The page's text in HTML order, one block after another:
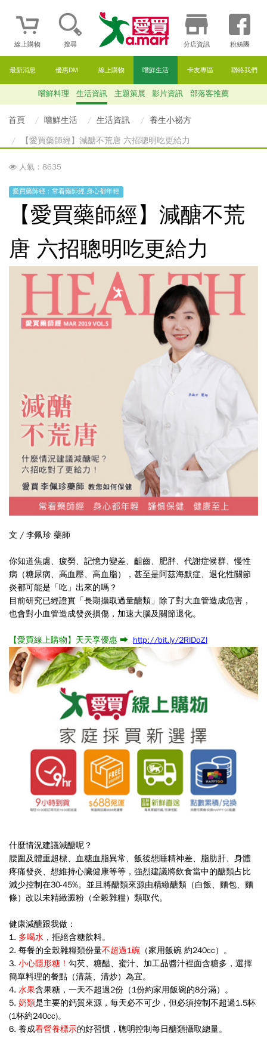
線上購物 搜尋 分店資訊 粉絲團
最新消息 優惠DM 線上購物 嚐鮮生活 卡友專區 聯絡我們
嚐鮮料理 生活資訊 主題策展 影片資訊 部落客推薦
首頁 嚐鮮生活 生活資訊
養生小祕方
【愛買藥師經】減醣不荒唐 六招聰明吃更給力
人氣：8635
愛買藥師經：常看藥師經 身心都年輕
【愛買藥師經】減醣不荒
唐 六招聰明吃更給力
文 / 李佩珍 藥師
你知道焦慮、疲勞、記憶力變差、齟齒、肥胖、代謝症候群、慢性
病（糖尿病、高血壓、高血脂），甚至是阿茲海默症、退化性關節
炎都可能是「吃」出來的嗎？
目前研究已經證實「長期攝取過量醣類」除了對大血管造成危害，
也會對小血管造成發炎損傷，加速大腦及關節退化。
【愛買線上購物】天天享優惠 ➡ http://bit.ly/2RlDoZl
什麼情況建議減醣呢？
腰圍及體重超標、血糖血脂異常、飯後想睡精神差、脂肪肝、身體
疼痛發炎、想維持心臟健康等等，強烈建議將飲食當中的醣類占比
減少控制在30-45%。並且將醣類來源由精緻醣類（白飯、麵包、麵
條）改以未精緻澱粉（全榖雜糧）類取代。
健康減醣跟我做：
1. 多喝水 ，拒絕含糖飲料。
2. 每餐的全榖雜糧類份量不超過1碗 （家用飯碗 約240cc）。
3. 小心隱形糖！ 勾芡、糖醋、蜜汁、加工品醬汁裡面含糖多，選擇
簡單料理的餐點（清蒸、清炒）為宜。
4. 水果含果糖，一天不超過2份（1份約家用飯碗的8分滿）。
5. 奶類是主要的鈣質來源，每天必不可少，但必須控制不超過1.5杯
(1杯約240cc)。
6. 養成看營養標示的好習慣，聰明控制每日醣類攝取總量。